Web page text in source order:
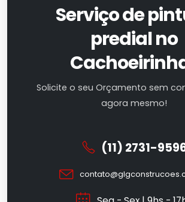
Serviço de
predial no
Solicite o seu Orçamento sem
agora mesmo!
(11) 2731-